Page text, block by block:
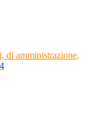
di amministrazione,
4